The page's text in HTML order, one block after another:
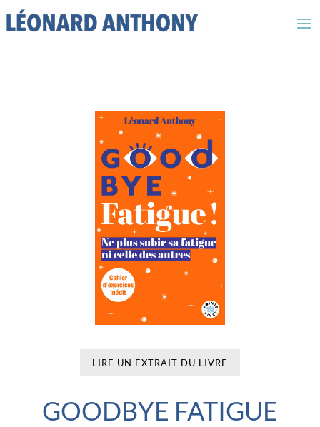
LIRE UN EXTRAIT DU LIVRE
GOODBYE FATIGUE